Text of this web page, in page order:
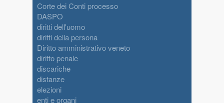
Corte dei Conti processo
DASPO
diritti dell'uomo
diritti della persona
Diritto amministrativo veneto
diritto penale
discariche
distanze
elezioni
enti e organi